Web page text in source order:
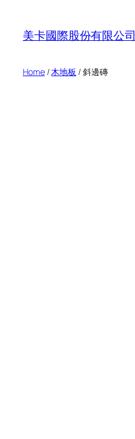
content
美卡國際股份有限公司
Home/木地板 / 斜邊磚